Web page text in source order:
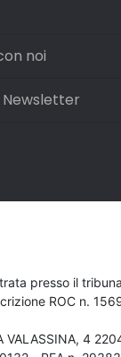
noi
presso il
ROC n.
4